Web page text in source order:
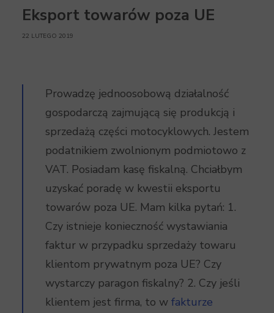
Eksport towarów poza UE
22 LUTEGO 2019
Prowadzę jednoosobową działalność
gospodarczą zajmującą się produkcją i
sprzedażą części motocyklowych. Jestem
podatnikiem zwolnionym podmiotowo z
VAT. Posiadam kasę fiskalną. Chciałbym
uzyskać poradę w kwestii eksportu
towarów poza UE. Mam kilka pytań: 1.
Czy istnieje konieczność wystawiania
faktur w przypadku sprzedaży towaru
klientom prywatnym poza UE? Czy
wystarczy paragon fiskalny? 2. Czy jeśli
klientem jest firma, to w fakturze